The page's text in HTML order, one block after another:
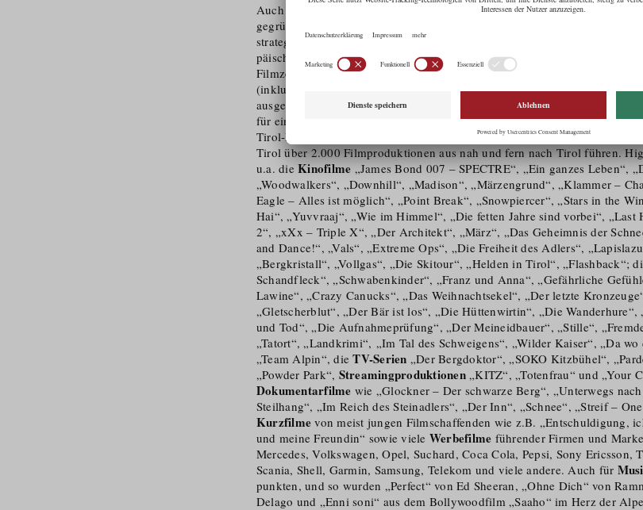
Auch aus diesem Grund wurde 1998 die Cine Tirol Film Commission
gegründet – es war das erklärte Ziel, Tirol zum führenden
strategische Marketing- und Kommunika­ti­ons­maßnahmen im In- und
päischen Raum mit besonderer Berücksichtigung von Österreich und
Filmzentren in den USA, Indien und China aktiv), das Angebot eines
(inklusive Location Scouts, Location Archiv und Production Guide)
ausgewählte Filmprojekte in Form eines nicht rückzahlbaren
für einen möglichen Produkti­ons­kos­ten­zuschuss sind der wirtschaftliche
Tirol-Bezug) leisten ihren Beitrag zu dieser Absicht. Mit großem Erfolg,
Tirol über 2.000 Filmproduktionen aus nah und fern nach Tirol führen.
u.a. dieKinofilme „James Bond 007 – SPECTRE“, „Ein ganzes Leben“,
„Woodwalkers“, „Downhill“, „Madison“, „Märzengrund“, „Klammer –
Eagle – Alles ist möglich“, „Point Break“, „Snowpiercer“, „Stars in the
Hai“, „Yuvvraaj“, „Wie im Himmel“, „Die fetten Jahre sind vorbei“,
2“, „xXx – Triple X“, „Der Architekt“, „März“, „Das Geheimnis der
and Dance!“, „Vals“, „Extreme Ops“, „Die Freiheit des Adlers“,
„Bergkristall“, „Vollgas“, „Die Skitour“, „Helden in Tirol“, „Flashback“;
Schandfleck“, „Schwabenkinder“, „Franz und Anna“, „Gefährliche
Lawine“, „Crazy Canucks“, „Das Weihnachtsekel“, „Der letzte
„Gletscherblut“, „Der Bär ist los“, „Die Hüttenwirtin“, „Die
und Tod“, „Die Aufnahmeprüfung“, „Der Meineidbauer“, „Stille“,
„Tatort“, „Landkrimi“, „Im Tal des Schweigens“, „Wilder Kaiser“, „Da
„Team Alpin“, dieTV-Serien „Der Bergdoktor“, „SOKO Kitzbühel“,
„Powder Park“, Streamingproduktionen„KITZ“, „Totenfrau“ und „Your
Dokumentarfilme wie „Glockner – Der schwarze Berg“, „Unterwegs
Steilhang“, „Im Reich des Steinadlers“, „Der Inn“, „Schnee“, „Streif –
Kurzfilme von meist jungen Filmschaffenden wie z.B. „Entschuldigung,
und meine Freundin“ sowie viele Werbefilme führender Firmen und
Mercedes, Volkswagen, Opel, Suchard, Coca Cola, Pepsi, Sony Ericsson,
Scania, Shell, Garmin, Samsung, Telekom und viele andere. Auch für
punkten, und so wurden „Perfect“ von Ed Sheeran, „Ohne Dich“ von
Delago und „Enni soni“ aus dem Bollywoodfilm „Saaho“ im Herz der